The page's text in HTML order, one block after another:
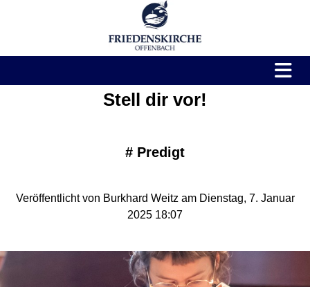
Stell dir vor!
# Predigt
Veröffentlicht von Burkhard Weitz am Dienstag, 7. Januar
2025 18:07